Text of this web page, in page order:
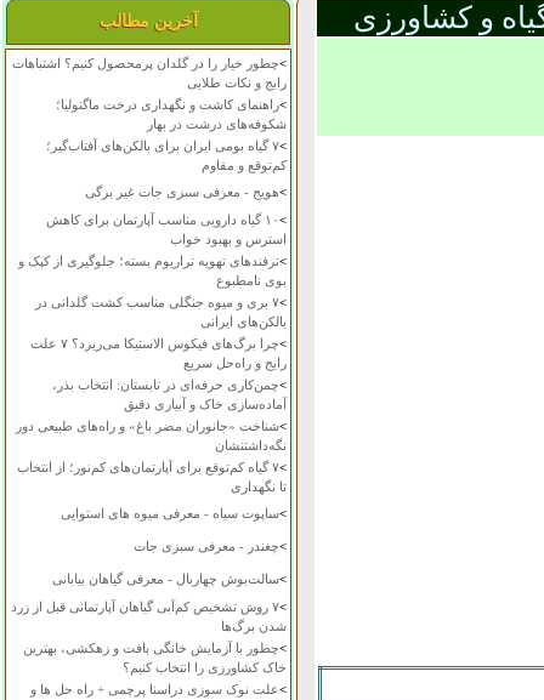
آخرین مطالب
>چطور خیار را در گلدان پرمحصول کنیم؟ اشتباهات
رایج و نکات طلایی
>راهنمای کاشت و نگهداری درخت ماگنولیا؛
شکوفه‌های درشت در بهار
>
۷ گیاه بومی ایران برای بالکن‌های آفتاب‌گیر؛
کم‌توقع و مقاوم
>هویج - معرفی سبزی جات غیر برگی
>
۱۰ گیاه دارویی مناسب آپارتمان برای کاهش
استرس و بهبود خواب
>ترفندهای تهویه تراریوم بسته؛ جلوگیری از کپک و
بوی نامطبوع
>
۷ بری و میوه جنگلی مناسب کشت گلدانی در
بالکن‌های ایرانی
>
چرا برگ‌های فیکوس الاستیکا می‌ریزد؟ ۷ علت
رایج و راه‌حل سریع
>چمن‌کاری حرفه‌ای در تابستان: انتخاب بذر،
آماده‌سازی خاک و آبیاری دقیق
>شناخت «جانوران مضر باغ» و راه‌های طبیعی دور
نگه‌داشتنشان
>
۷ گیاه کم‌توقع برای آپارتمان‌های کم‌نور؛ از انتخاب
تا نگهداری
>ساپوت سیاه - معرفی میوه های استوایی
>چغندر - معرفی سبزی جات
>سالت‌بوش چهاربال - معرفی گیاهان بیابانی
>
۷ روش تشخیص کم‌آبی گیاهان آپارتمانی قبل از زرد
شدن برگ‌ها
>چطور با آزمایش خانگی بافت و زهکشی، بهترین
خاک کشاورزی را انتخاب کنیم؟
>علت نوک سوزی دراسنا پرچمی + راه حل ها و
و کشاورزی